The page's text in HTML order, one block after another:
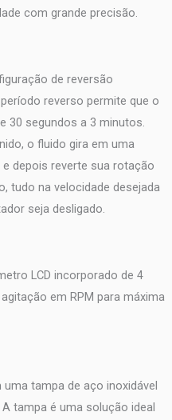
com grande precisão.
de reversão
reverso permite que o
30 segundos a 3 minutos.
o fluido gira em uma
depois reverte sua rotação
tudo na velocidade desejada
seja desligado.
LCD incorporado de 4
em RPM para máxima
tampa de aço inoxidável
tampa é uma solução ideal